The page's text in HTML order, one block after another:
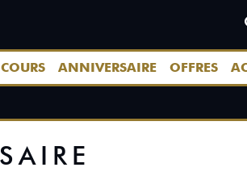
ANNIVERSAIRE OFFRES